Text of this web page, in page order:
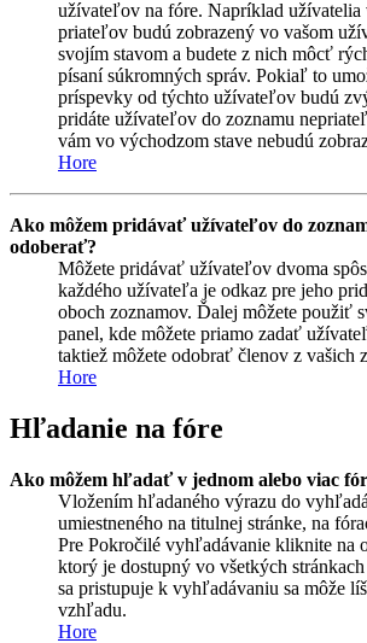
užívateľov na fóre. Napríklad užívatelia
priateľov budú zobrazený vo vašom
svojím stavom a budete z nich môcť
písaní súkromných správ. Pokiaľ to
príspevky od týchto užívateľov budú
pridáte užívateľov do zoznamu
vám vo východzom stave nebudú
Hore
Ako môžem pridávať užívateľov do
odoberať?
Môžete pridávať užívateľov dvoma
každého užívateľa je odkaz pre jeho
oboch zoznamov. Ďalej môžete použiť
panel, kde môžete priamo zadať
taktiež môžete odobrať členov z vašich
Hore
Hľadanie na fóre
Ako môžem hľadať v jednom alebo viac
Vložením hľadaného výrazu do
umiestneného na titulnej stránke, na
Pre Pokročilé vyhľadávanie kliknite na
ktorý je dostupný vo všetkých
sa pristupuje k vyhľadávaniu sa môže
vzhľadu.
Hore